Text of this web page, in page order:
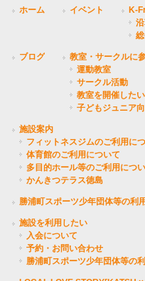
ホーム イベント
K-
ブログ
教室・サークルに
運動教室
サークル活動
教室を開催した
子どもジュニア
施設案内
フィットネスジムのご利用に
体育館のご利用について
多目的ホール等のご利用につ
かんきつテラス徳島
勝浦町スポーツ少年団体等の利
施設を利用したい
入会について
予約・お問い合わせ
勝浦町スポーツ少年団体等の